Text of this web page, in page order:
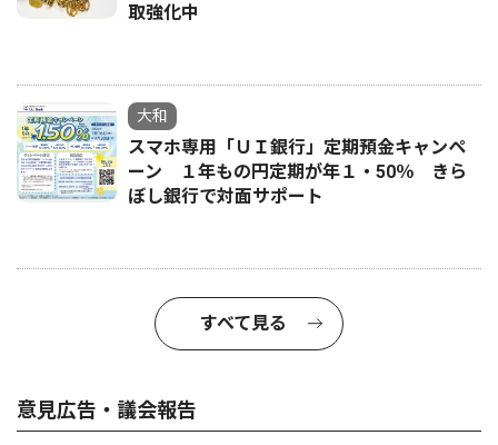
取強化中
大和
スマホ専用「ＵＩ銀行」定期預金キャンペ
ーン １年もの円定期が年１・50％ きら
ぼし銀行で対面サポート
すべて見る
意見広告・議会報告